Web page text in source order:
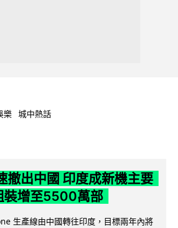
樂 城中熱話
撤出中國 印度成新機主要
裝增至5500萬部
生產線由中國轉往印度，目標兩年內將